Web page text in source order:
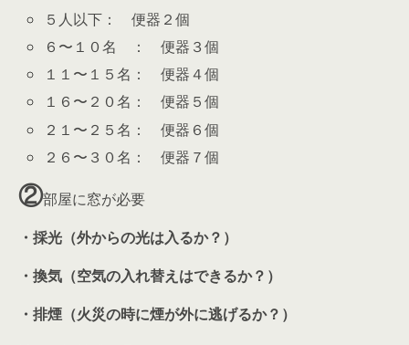
５人以下： 便器２個
６〜１０名 ： 便器３個
１１〜１５名： 便器４個
１６〜２０名： 便器５個
２１〜２５名： 便器６個
２６〜３０名： 便器７個
②部屋に窓が必要
・採光（外からの光は入るか？）
・換気（空気の入れ替えはできるか？）
・排煙（火災の時に煙が外に逃げるか？）